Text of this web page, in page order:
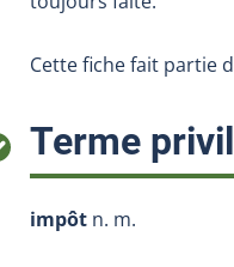
Cette fiche fait partie
Terme
impôt n. m.